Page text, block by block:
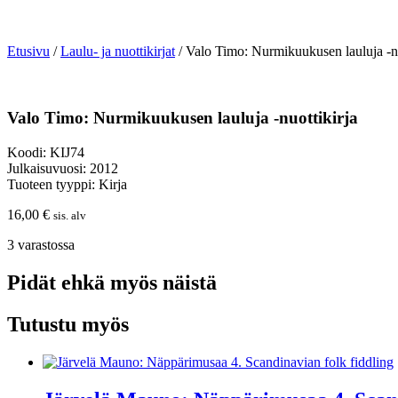
Etusivu /Laulu- ja nuottikirjat/ Valo Timo: Nurmikuukusen lauluja -
Valo Timo: Nurmikuukusen lauluja -nuottikirja
Koodi: KIJ74
Julkaisuvuosi: 2012
Tuoteen tyyppi: Kirja
16,00 € sis. alv
3 varastossa
Pidät ehkä myös näistä
Tutustu myös